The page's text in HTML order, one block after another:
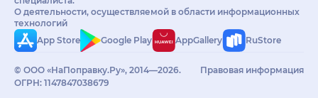
О деятельности, осуществляемой в области информационных
технологий
App Store
Google Play AppGallery RuStore
© ООО «НаПоправку.Ру», 2014—2026.
ОГРН: 1147847038679
Правовая информация